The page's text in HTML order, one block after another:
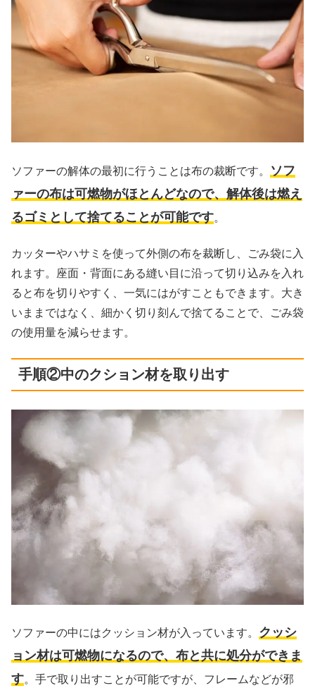
ソファーの解体の最初に行うことは布の裁断です。
ソフ
ァーの布は可燃物がほとんどなので、解体後は燃え
るゴミとして捨てることが可能です。
カッターやハサミを使って外側の布を裁断し、ごみ袋に入
れます。座面・背面にある縫い目に沿って切り込みを入れ
ると布を切りやすく、一気にはがすこともできます。大き
いままではなく、細かく切り刻んで捨てることで、ごみ袋
の使用量を減らせます。
手順②中のクション材を取り出す
ソファーの中にはクッション材が入っています。 クッシ
ョン材は可燃物になるので、布と共に処分ができま
す。手で取り出すことが可能ですが、フレームなどが邪